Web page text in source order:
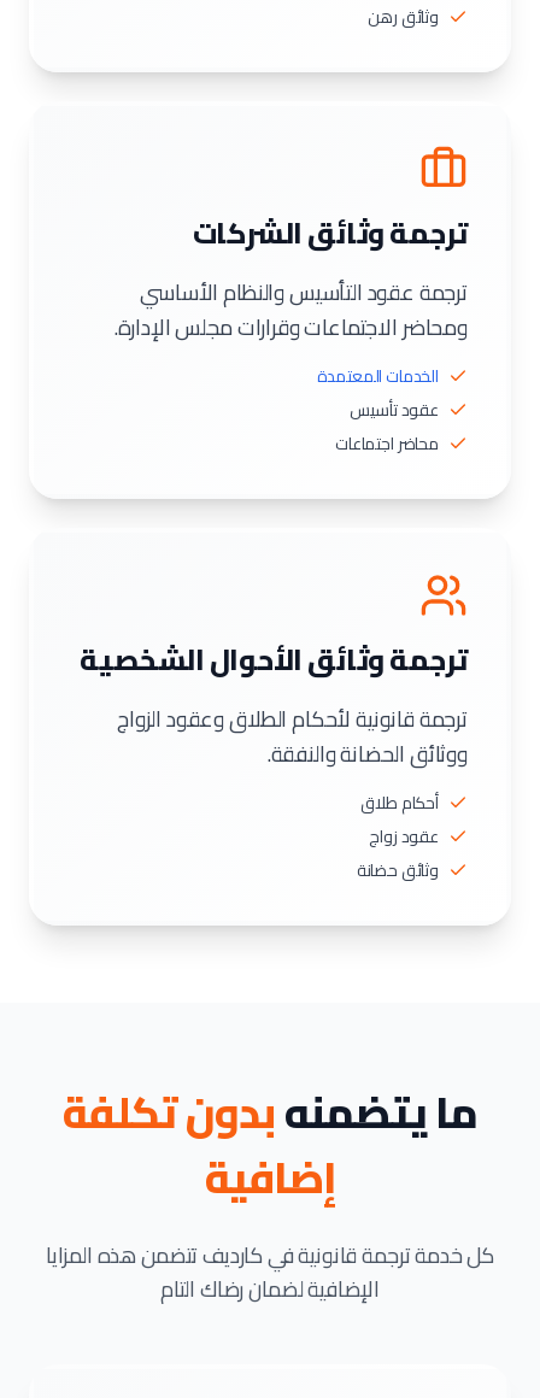
وثائق رهن
ترجمة وثائق الشركات
ترجمة عقود التأسيس والنظام الأساسي
ومحاضر الاجتماعات وقرارات مجلس الإدارة.
الخدمات المعتمدة
عقود تأسيس
محاضر اجتماعات
ترجمة وثائق الأحوال الشخصية
ترجمة قانونية لأحكام الطلاق وعقود الزواج
ووثائق الحضانة والنفقة.
أحكام طلاق
عقود زواج
وثائق حضانة
ما يتضمنهبدون تكلفة
إضافية
كل خدمة ترجمة قانونية في كارديف تتضمن هذه المزايا
الإضافية لضمان رضاك التام